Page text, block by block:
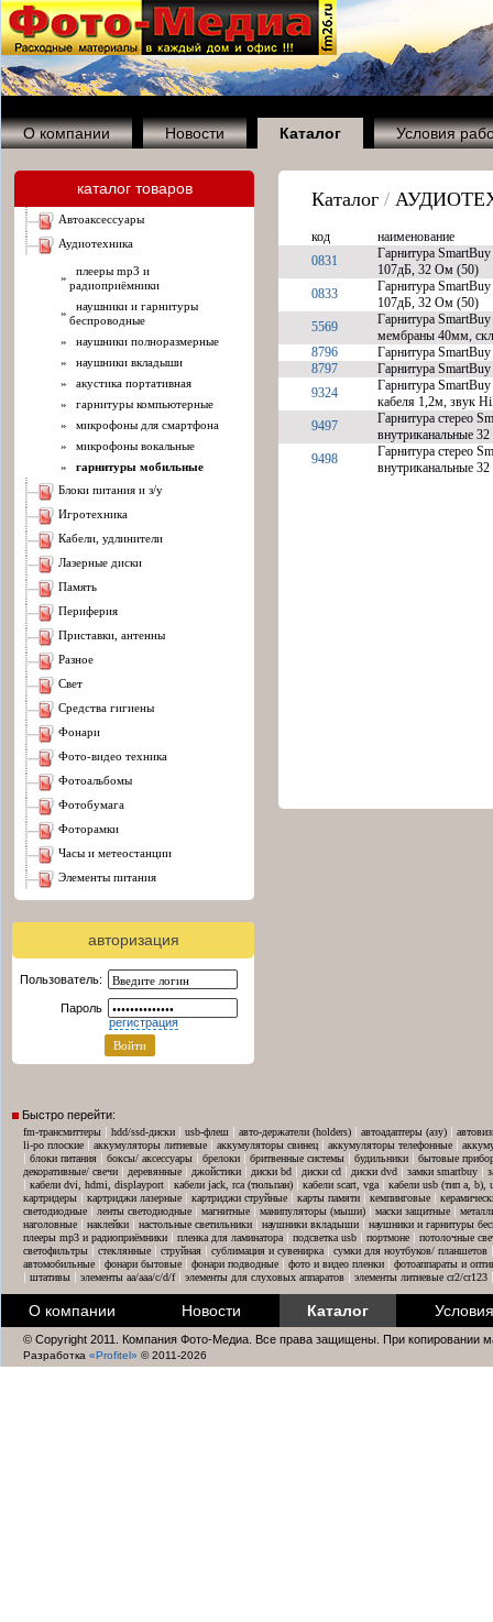
О компании Новости Каталог Условия
каталог товаров
автоаксессуары
аудиотехника
»
плееры mp3 и
радиоприёмники
»
наушники и гарнитуры
беспроводные
»
наушники полноразмерные
»
наушники вкладыши
»
акустика портативная
»
гарнитуры компьютерные
»
микрофоны для смартфона
»
микрофоны вокальные
»
гарнитуры мобильные
блоки питания и з/у
игротехника
кабели, удлинители
лазерные диски
память
периферия
приставки, антенны
разное
свет
средства гигиены
фонари
фото-видео техника
фотоальбомы
фотобумага
фоторамки
часы и метеостанции
элементы питания
авторизация
Пользователь:
Пароль
регистрация
Каталог /
код
наименование
0831
Гарнитура
107дБ, 32 Ом (50)
0833
Гарнитура
107дБ, 32 Ом (50)
5569
Гарнитура
мембраны 40мм,
8796
Гарнитура
8797
Гарнитура
9324
Гарнитура
кабеля 1,2м, звук
9497
Гарнитура стерео
внутриканальные
9498
Гарнитура стерео
внутриканальные
Быстро перейти:
fm-трансмиттеры | hdd/ssd-диски | usb-флеш | авто-держатели (holders) | автоадаптеры (азу) |
li-po плоские | аккумуляторы литиевые | аккумуляторы свинец | аккумуляторы телефонные |
| блоки питания | боксы/ аксессуары | брелоки | бритвенные системы | будильники | бытовые
декоративные/ свечи | деревянные | джойстики | диски bd | диски cd | диски dvd | замки smartbuy |
| кабели dvi, hdmi, displayport | кабели jack, rca (тюльпан) | кабели scart, vga | кабели usb (тип a, b),
картридеры | картриджи лазерные | картриджи струйные | карты памяти | кемпинговые |
светодиодные | ленты светодиодные | магнитные | манипуляторы (мыши) | маски защитные |
наголовные | наклейки | настольные светильники | наушники вкладыши | наушники и гарнитуры
плееры mp3 и радиоприёмники | пленка для ламинатора | подсветка usb | портмоне | потолочные
светофильтры | стеклянные | струйная | сублимация и сувенирка | сумки для ноутбуков/ планшетов
автомобильные | фонари бытовые | фонари подводные | фото и видео пленки | фотоаппараты и
| штативы | элементы aa/aaa/c/d/f| элементы для слуховых аппаратов | элементы литиевые cr2/cr123
О компании Новости Каталог
© Copyright 2011. Компания Фото-Медиа. Все права защищены. При копировании
Разработка «Profitel» © 2011-2026